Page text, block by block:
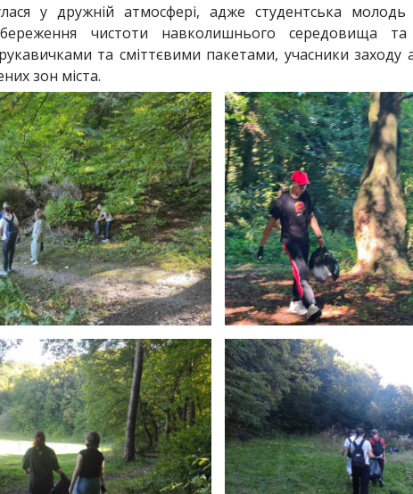
у дружній атмосфері, адже студентська
чистоти навколишнього середовища та
та сміттєвими пакетами, учасники заходу
зон міста.